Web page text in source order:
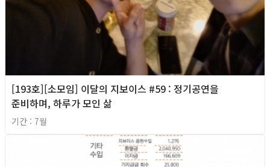
[193호][소모임] 이달의 지보이스 #59 : 정기공연을
준비하며, 하루가 모인 삶
기간 : 7월